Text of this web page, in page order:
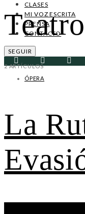
CLASES
MI VOZ ESCRITA
PRENSA
CONTACTO
SEGUIR
2 ARTÍCULOS
ÓPERA
La